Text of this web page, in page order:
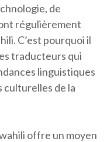
de
régulièrement
C’est pourquoi il
traducteurs qui
linguistiques
de la
offre un moyen